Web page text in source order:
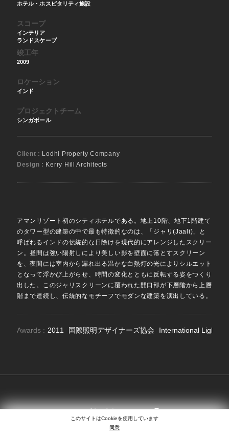
ホテル・ホスピタリティ施設
スコープ
インテリア
ランドスケープ
竣工年
2009
ロケーション
インド
プロジェクトチーム
シンガポール
Client : Lodhi Property Company
Design : Kerry Hill Architects
アマンリゾート初のシティホテルである。地上10階、地下1階建て
のタワー型の建築の中で最も特徴的なのは、「ジャリ(Jaali)」と
呼ばれるインドの伝統的な日除けを現代的にアレンジしたスクリー
ン。昼間は強い陽射しにより美しい影を壁面に落とすスクリーン
を、夜間には室内から漏れ出る温かな白熱灯の光によりシルエット
となって浮かび上がらせ、時間の変化とともに反転する姿をつくり
出した。このジャリスクリーンに覆われた開口部が下層階から上層
階まで連続し、伝統的なモチーフでモダンな建築を演出している。
Awards : 2011 国際照明デザイナーズ協会 International
SEARCH
EN
COPYRIGHT © LIGHTING PLANNERS ASSOCIATES
このサイトはCookieを使用しています
同意